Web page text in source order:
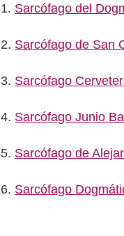
Sarcófago del
Sarcófago de San
Sarcófago
Sarcófago Junio
Sarcófago de
Sarcófago